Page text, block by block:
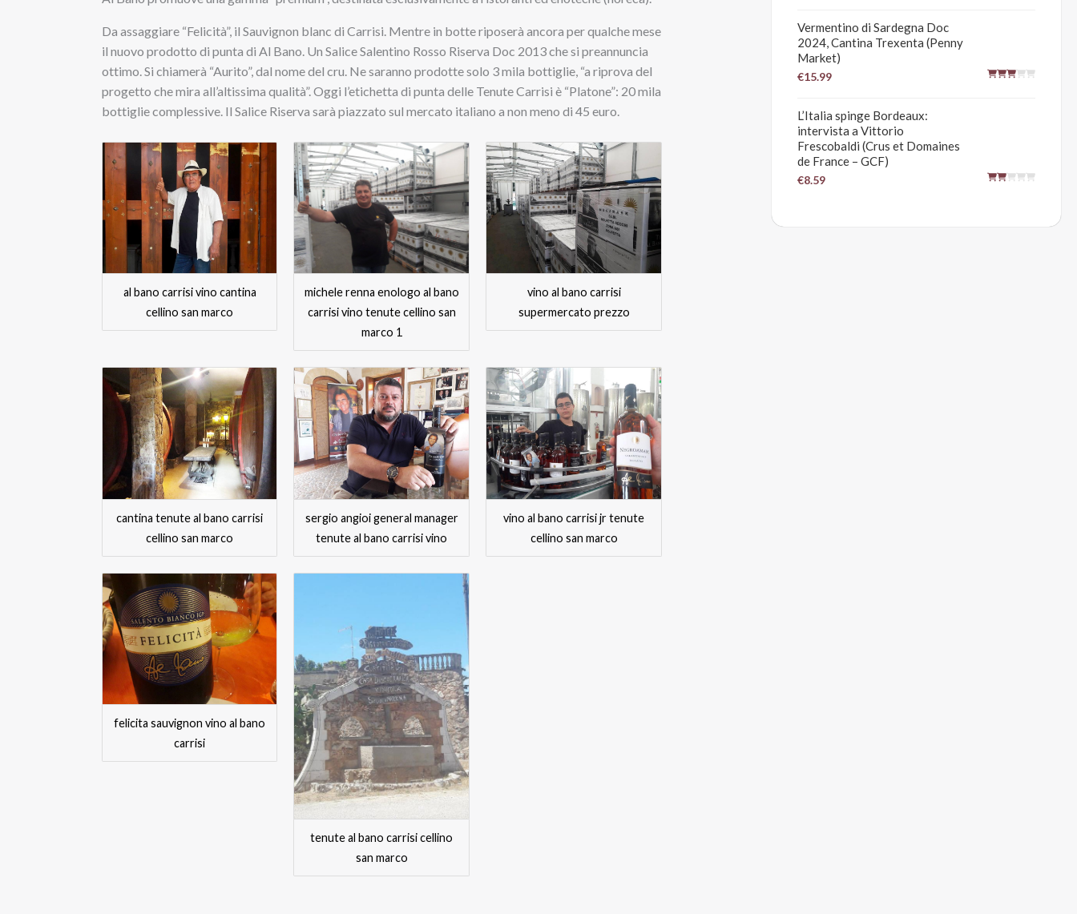
Da assaggiare “Felicità”, il Sauvignon blanc di Carrisi. Mentre in botte riposerà ancora per qualche mese
il nuovo prodotto di punta di Al Bano. Un Salice Salentino Rosso Riserva Doc 2013 che si preannuncia
ottimo. Si chiamerà “Aurito”, dal nome del cru. Ne saranno prodotte solo 3 mila bottiglie, “a riprova del
progetto che mira all’altissima qualità”. Oggi l’etichetta di punta delle Tenute Carrisi è “Platone”: 20 mila
bottiglie complessive. Il Salice Riserva sarà piazzato sul mercato italiano a non meno di 45 euro.
al bano carrisi vino cantina
cellino san marco
michele renna enologo al bano
carrisi vino tenute cellino san
marco 1
vino al bano carrisi
supermercato prezzo
cantina tenute al bano carrisi
cellino san marco
sergio angioi general manager
tenute al bano carrisi vino
vino al bano carrisi jr tenute
cellino san marco
felicita sauvignon vino al bano
carrisi
tenute al bano carrisi cellino
san marco
Vermentino di Sardegna Doc
2024, Cantina Trexenta (Penny
Market)
€15.99
L’Italia spinge Bordeaux:
intervista a Vittorio
Frescobaldi (Crus et Domaines
de France – GCF)
€8.59